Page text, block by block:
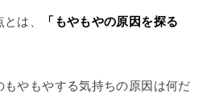
は、
「もやもやの原因を探る
やもやする気持ちの原因は何だ